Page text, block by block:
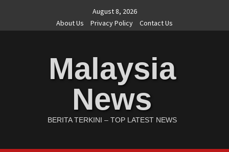
content
August 8, 2026
About Us
Privacy Policy Contact Us
Malaysia
News
BERITA TERKINI – TOP LATEST NEWS